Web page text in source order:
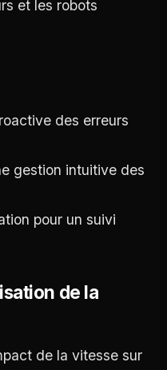
et les robots
des erreurs
gestion intuitive des
pour un suivi
de la
de la vitesse sur